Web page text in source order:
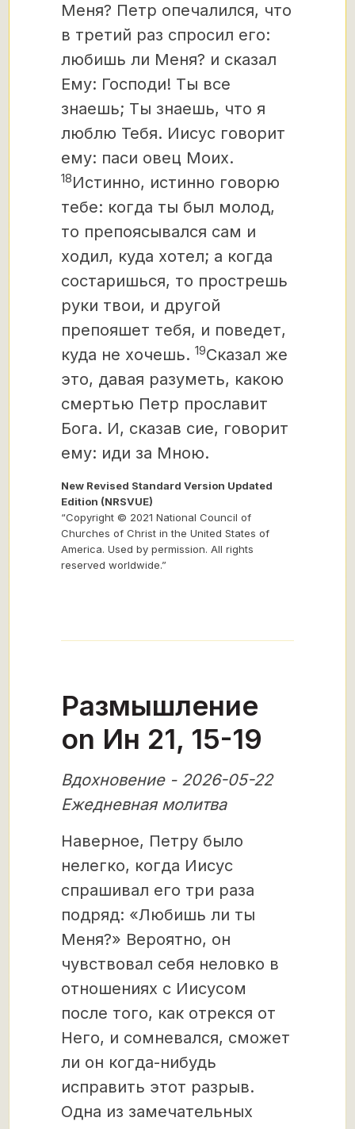
Меня? Петр опечалился, что
в третий раз спросил его:
любишь ли Меня? и сказал
Ему: Господи! Ты все
знаешь; Ты знаешь, что я
люблю Тебя. Иисус говорит
ему: паси овец Моих.
18Истинно, истинно говорю
тебе: когда ты был молод,
то препоясывался сам и
ходил, куда хотел; а когда
состаришься, то прострешь
руки твои, и другой
препояшет тебя, и поведет,
куда не хочешь. 19Сказал же
это, давая разуметь, какою
смертью Петр прославит
Бога. И, сказав сие, говорит
ему: иди за Мною.
New Revised Standard Version Updated
Edition (NRSVUE)
“Copyright © 2021 National Council of
Churches of Christ in the United States of
America. Used by permission. All rights
reserved worldwide.”
Размышление
on Ин 21, 15-19
Вдохновение - 2026-05-22
Ежедневная молитва
Наверное, Петру было
нелегко, когда Иисус
спрашивал его три раза
подряд: «Любишь ли ты
Меня?» Вероятно, он
чувствовал себя неловко в
отношениях с Иисусом
после того, как отрекся от
Него, и сомневался, сможет
ли он когда-нибудь
исправить этот разрыв.
Одна из замечательных